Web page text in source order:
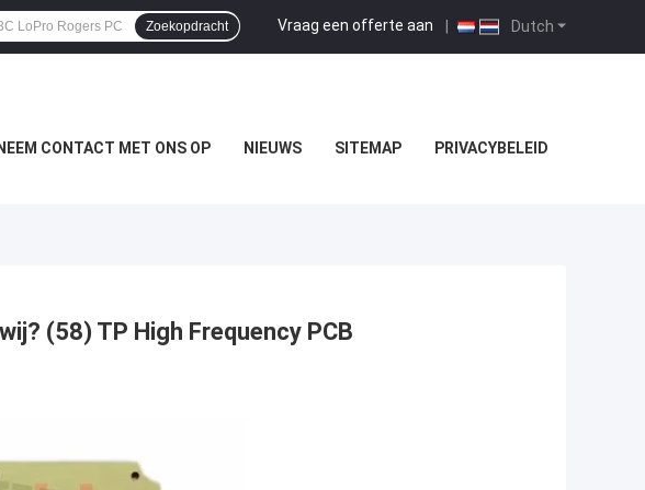
Dutch
Vraag een offerte aan |
Zoekopdracht
NEEM CONTACT MET ONS OP NIEUWS SITEMAP PRIVACYBELEID
(58) TP High Frequency PCB